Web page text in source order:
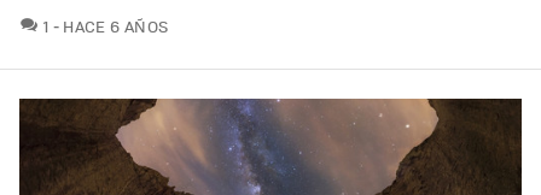
1 COMENTARIOS
HACE 6 AÑOS